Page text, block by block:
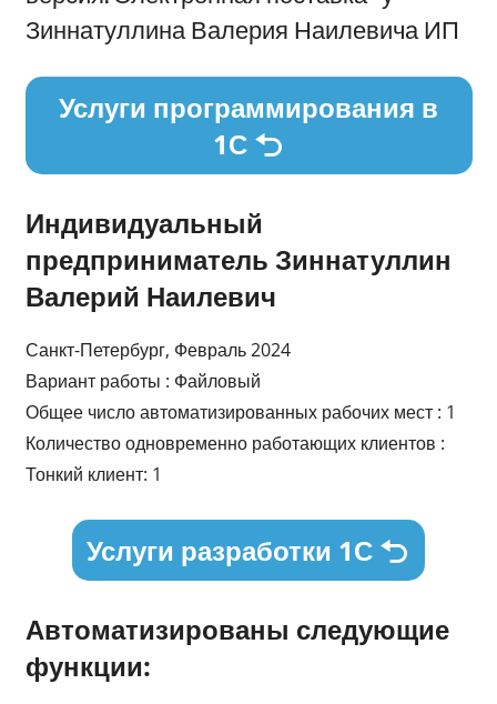
Зиннатуллина Валерия Наилевича ИП
Услуги программирования в
1С
Индивидуальный
предприниматель Зиннатуллин
Валерий Наилевич
Санкт-Петербург, Февраль 2024
Вариант работы : Файловый
Общее число автоматизированных рабочих мест : 1
Количество одновременно работающих клиентов :
Тонкий клиент: 1
Услуги разработки 1С
Автоматизированы следующие
функции: